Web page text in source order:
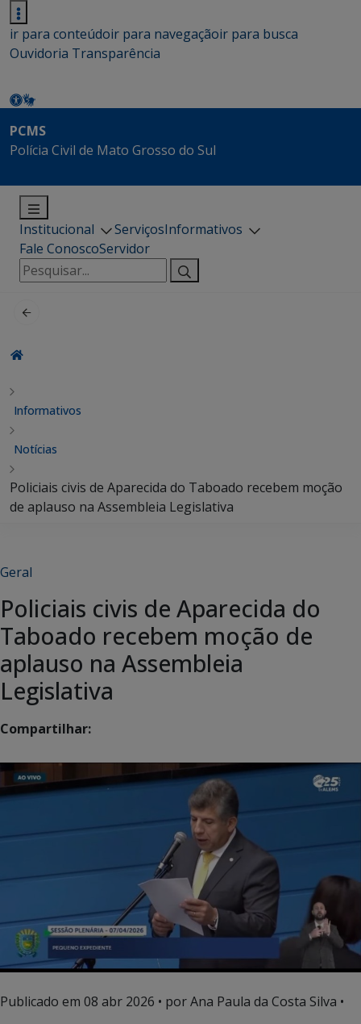
ir para conteúdoir para navegaçãoir para busca
Ouvidoria Transparência
PCMS
Polícia Civil de Mato Grosso do Sul
Institucional ServiçosInformativos
Fale ConoscoServidor
Pesquisar
por:
Informativos
Notícias
Policiais civis de Aparecida do Taboado recebem moção
de aplauso na Assembleia Legislativa
Geral
Policiais civis de Aparecida do
Taboado recebem moção de
aplauso na Assembleia
Legislativa
Compartilhar:
Publicado em 08 abr 2026 • por Ana Paula da Costa Silva •